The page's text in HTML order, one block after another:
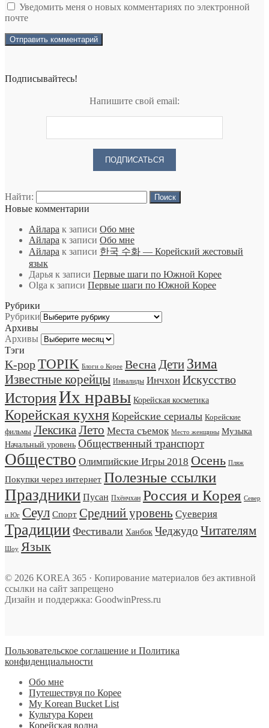
Уведомить меня о новых комментариях по электронной
почте
Подписывайтесь!
Напишите свой email:
Найти:
Новые комментарии
Айлара к записи Обо мне
Айлара к записи Обо мне
Айлара к записи 한국 수화 — Корейский жестовый
язык
Дарья к записи Первые шаги по Южной Корее
Olga к записи Первые шаги по Южной Корее
Рубрики
Рубрики
Архивы
Архивы
Тэги
K-popTOPIK Блоги о Корее Весна Дети Зима
Известные корейцы Инвалиды Инчхон Искусство
ИсторияИх нравы Корейская косметика
Корейская кухня Корейские сериалы Корейские
фильмы Лексика Лето Места съемок Место женщины Музыка
Начальный уровень Общественный транспорт
Общество Олимпийские Игры 2018 Осень Пляж
Покупки через интернет Полезные ссылки
Праздники Пусан Пхёнчхан Россия и Корея Север
и Юг Сеул Спорт Средний уровень Суеверия
Традиции Фестивали Ханбок Чеджудо Читателям
Шоу Язык
© 2026 KOREA 365 · Копирование материалов без активной
ссылки на сайт запрещено
Дизайн и поддержка: GoodwinPress.ru
Пользовательское соглашение и Политика
конфиденциальности
Обо мне
Путешествуя по Корее
My Korean Bucket List
Культура Кореи
Корейская волна